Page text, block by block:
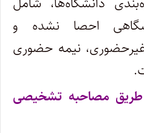
احصا نشده و
نیمه حضوری
مصاحبه تشخیصی